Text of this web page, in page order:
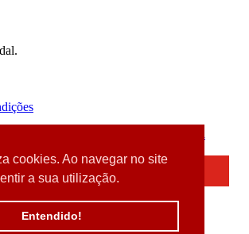
cookies. Ao navegar no site
a sua utilização.
Entendido!
a usar um browser desatualizado
seu browser
experiência.